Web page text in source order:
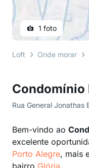
Condomínio
Rua General Jonathas
Bem-vindo ao
excelente
Porto Alegre, mais
bairro Glória.
1 foto
Loft Onde morar